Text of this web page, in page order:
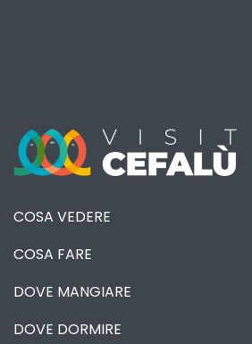
COSA VEDERE
COSA FARE
DOVE MANGIARE
DOVE DORMIRE